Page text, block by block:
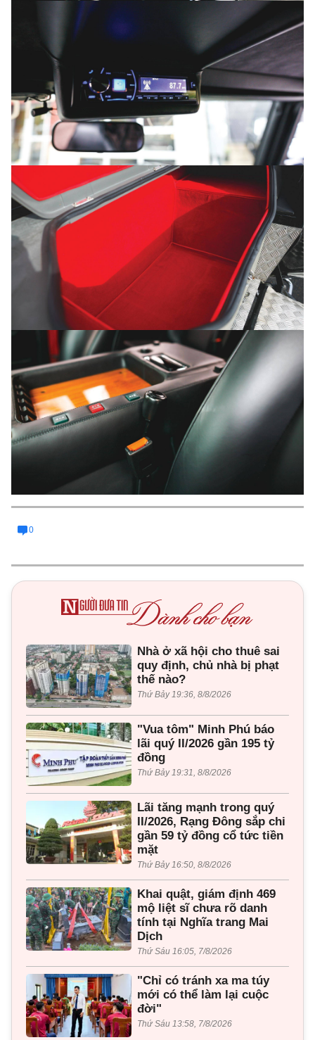
0
Nhà ở xã hội cho thuê sai
quy định, chủ nhà bị phạt
thế nào?
Thứ Bảy 19:36, 8/8/2026
"Vua tôm" Minh Phú báo
lãi quý II/2026 gần 195 tỷ
đồng
Thứ Bảy 19:31, 8/8/2026
Lãi tăng mạnh trong quý
II/2026, Rạng Đông sắp chi
gần 59 tỷ đồng cổ tức tiền
mặt
Thứ Bảy 16:50, 8/8/2026
Khai quật, giám định 469
mộ liệt sĩ chưa rõ danh
tính tại Nghĩa trang Mai
Dịch
Thứ Sáu 16:05, 7/8/2026
"Chỉ có tránh xa ma túy
mới có thể làm lại cuộc
đời"
Thứ Sáu 13:58, 7/8/2026